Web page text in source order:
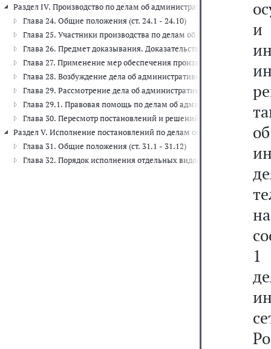
Раздел IV. Производство по делам об административных
Глава 24. Общие положения (ст. 24.1 - 24.10)
Глава 25. Участники производства по делам об
Глава 26. Предмет доказывания. Доказательства. Оценка
Глава 27. Применение мер обеспечения производства по делам
Глава 28. Возбуждение дела об административном
Глава 29. Рассмотрение дела об административном
Глава 29.1. Правовая помощь по делам об административных
Глава 30. Пересмотр постановлений и решений по делам об
Раздел V. Исполнение постановлений по делам об
Глава 31. Общие положения (ст. 31.1 - 31.12)
Глава 32. Порядок исполнения отдельных видов
и